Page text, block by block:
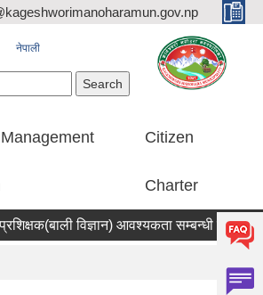
नेपाली
Citizen
Charter
विज्ञान) आवश्यकता सम्बन्धी सूचना कर